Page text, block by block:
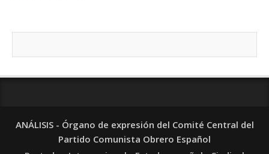
ANÁLISIS - Órgano de expresión del Comité Central del
Partido Comunista Obrero Español